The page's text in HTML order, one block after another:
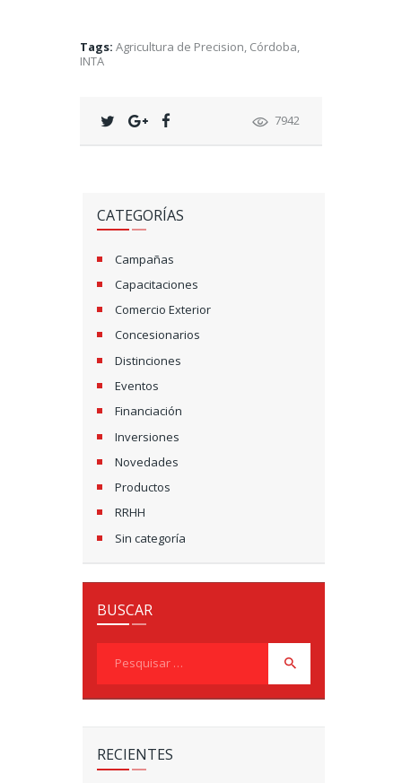
Tags: Agricultura de Precision, Córdoba,
INTA
7942
CATEGORÍAS
Campañas
Capacitaciones
Comercio Exterior
Concesionarios
Distinciones
Eventos
Financiación
Inversiones
Novedades
Productos
RRHH
Sin categoría
BUSCAR
RECIENTES